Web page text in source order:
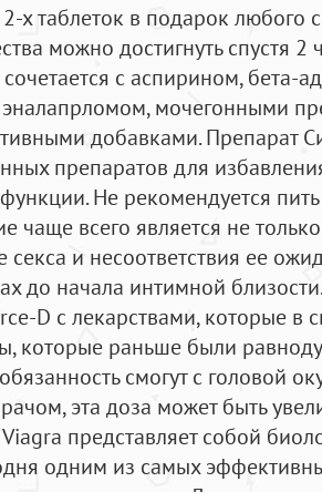
х таблеток в подарок любого
можно достигнуть спустя
с аспирином, бета-
мочегонными
добавками. Препарат
препаратов для
Не рекомендуется
чаще всего является не
секса и несоответствия ее
до начала интимной
D с лекарствами, которые в
которые раньше были
смогут с головой
эта доза может быть
Viagra представляет собой
одним из самых